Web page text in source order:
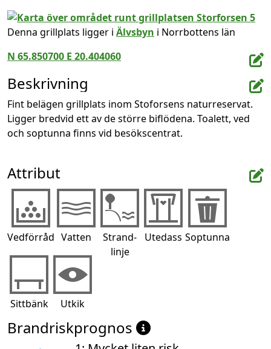
Denna grillplats ligger i Älvsbyn i Norrbottens län
N 65.850700 E 20.404060
Beskrivning
Fint belägen grillplats inom Stoforsens naturreservat.
Ligger bredvid ett av de större biflödena. Toalett, ved
och soptunna finns vid besökscentrat.
Attribut
Vedförråd Vatten
Strand-
linje
Utedass Soptunna
Sittbänk Utkik
Brandriskprognos